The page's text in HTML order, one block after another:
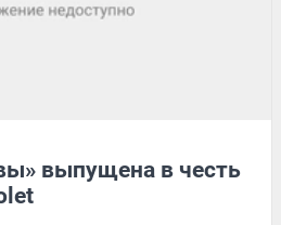
выпущена в честь